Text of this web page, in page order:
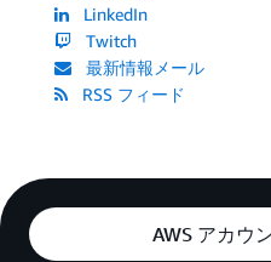
LinkedIn
Twitch
最新情報メール
RSS フィード
AWS アカウ